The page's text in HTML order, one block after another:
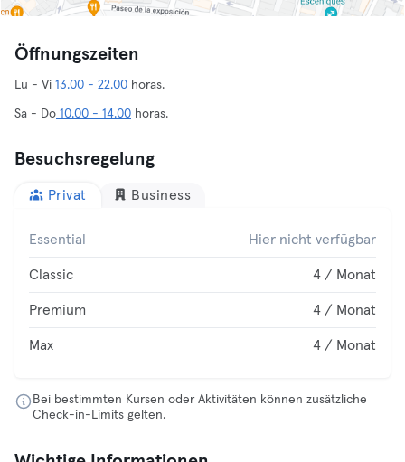
Öffnungszeiten
Lu - Vi 13.00 - 22.00 horas.
Sa - Do 10.00 - 14.00 horas.
Besuchsregelung
Privat Business
Essential Hier nicht verfügbar
Classic 4 / Monat
Premium 4 / Monat
Max 4 / Monat
Bei bestimmten Kursen oder Aktivitäten können zusätzliche
Check-in-Limits gelten.